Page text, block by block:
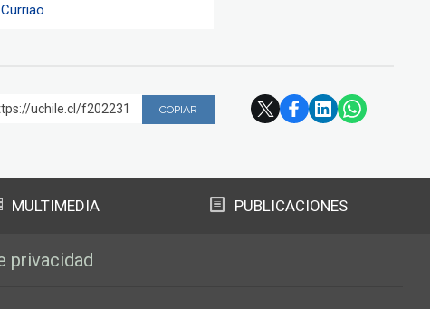
Curriao
uchile.cl/f202231 COPIAR
MULTIMEDIA PUBLICACIONES
privacidad